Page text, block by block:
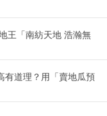
王「南紡天地 浩瀚無
有道理？用「賣地瓜預